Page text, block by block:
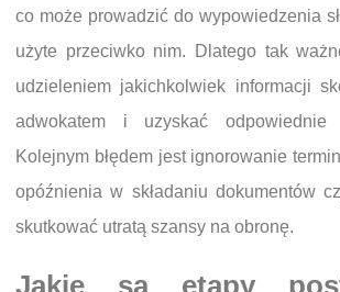
co może prowadzić do wypowiedzenia
użyte przeciwko nim. Dlatego tak
udzieleniem jakichkolwiek informacji
adwokatem i uzyskać odpowiednie
Kolejnym błędem jest ignorowanie
opóźnienia w składaniu dokumentów
skutkować utratą szansy na obronę.
Jakie są etapy